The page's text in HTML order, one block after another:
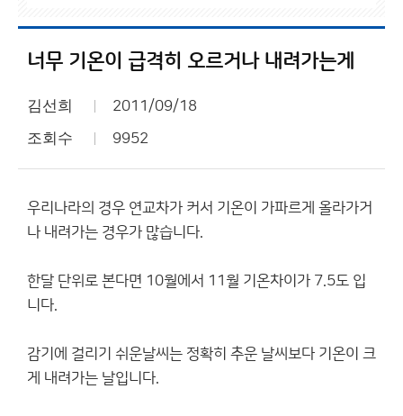
너무 기온이 급격히 오르거나 내려가는게
김선희 2011/09/18
조회수 9952
우리나라의 경우 연교차가 커서 기온이 가파르게 올라가거
나 내려가는 경우가 많습니다.
한달 단위로 본다면 10월에서 11월 기온차이가 7.5도 입
니다.
감기에 걸리기 쉬운날씨는 정확히 추운 날씨보다 기온이 크
게 내려가는 날입니다.